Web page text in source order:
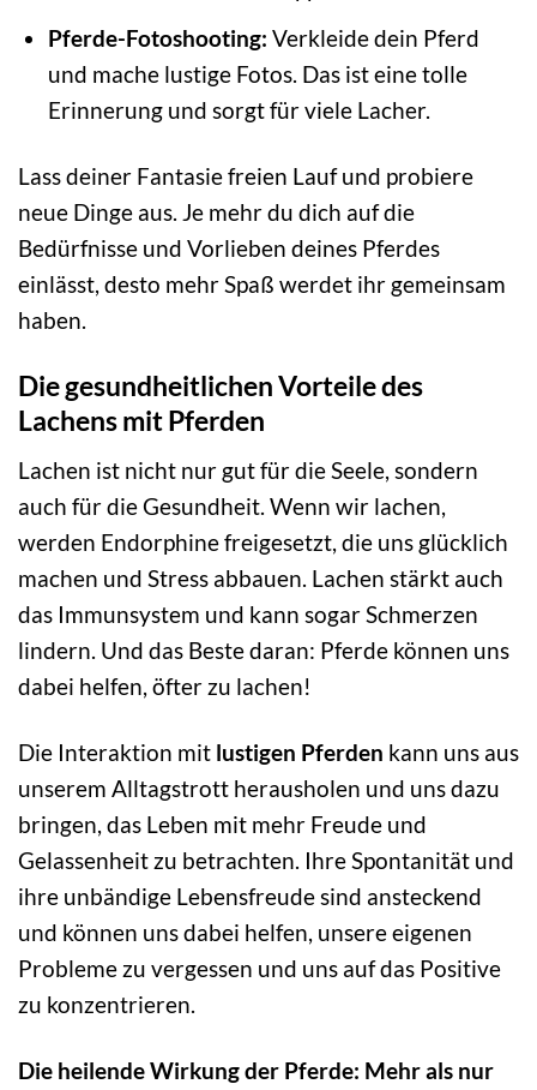
Pferde-Fotoshooting: Verkleide dein Pferd
und mache lustige Fotos. Das ist eine tolle
Erinnerung und sorgt für viele Lacher.
Lass deiner Fantasie freien Lauf und probiere
neue Dinge aus. Je mehr du dich auf die
Bedürfnisse und Vorlieben deines Pferdes
einlässt, desto mehr Spaß werdet ihr gemeinsam
haben.
Die gesundheitlichen Vorteile des
Lachens mit Pferden
Lachen ist nicht nur gut für die Seele, sondern
auch für die Gesundheit. Wenn wir lachen,
werden Endorphine freigesetzt, die uns glücklich
machen und Stress abbauen. Lachen stärkt auch
das Immunsystem und kann sogar Schmerzen
lindern. Und das Beste daran: Pferde können uns
dabei helfen, öfter zu lachen!
Die Interaktion mit lustigen Pferden kann uns aus
unserem Alltagstrott herausholen und uns dazu
bringen, das Leben mit mehr Freude und
Gelassenheit zu betrachten. Ihre Spontanität und
ihre unbändige Lebensfreude sind ansteckend
und können uns dabei helfen, unsere eigenen
Probleme zu vergessen und uns auf das Positive
zu konzentrieren.
Die heilende Wirkung der Pferde: Mehr als nur